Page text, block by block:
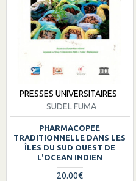
PRESSES UNIVERSITAIRES
SUDEL FUMA
PHARMACOPEE
TRADITIONNELLE DANS LES
ÎLES DU SUD OUEST DE
L'OCEAN INDIEN
20.00€